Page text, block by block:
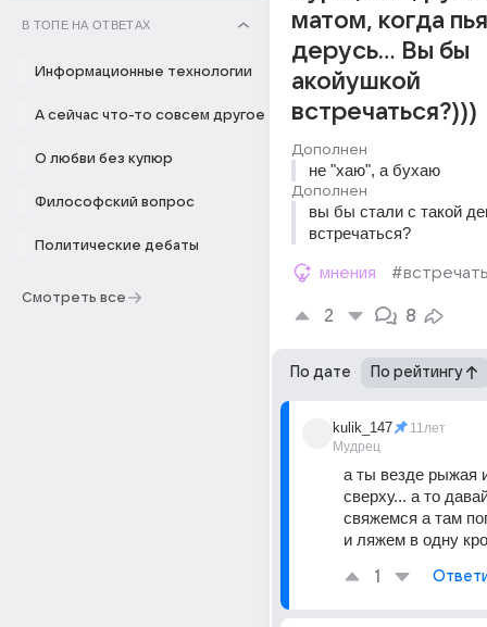
В ТОПЕ НА ОТВЕТАХ
Информационные технологии
А сейчас что-то совсем другое
О любви без купюр
Философский вопрос
Политические дебаты
Смотреть все
матом, когда
дерусь... Вы бы
акойушкой
встречаться?)))
Дополнен
не "хаю", а бухаю
Дополнен
вы бы стали с такой
встречаться?
мнения
2 8
По дате По рейтингу
kulik_147
Мудрец
11лет
а ты везде рыжая
сверху... а то
свяжемся а там
и ляжем в одну
1